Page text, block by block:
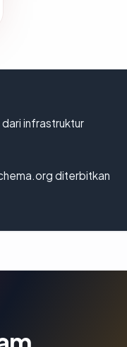
infrastruktur
diterbitkan